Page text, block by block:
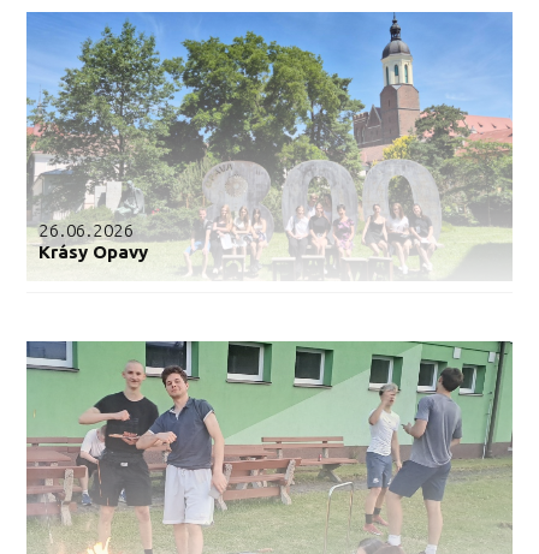
26.06.2026
Krásy Opavy